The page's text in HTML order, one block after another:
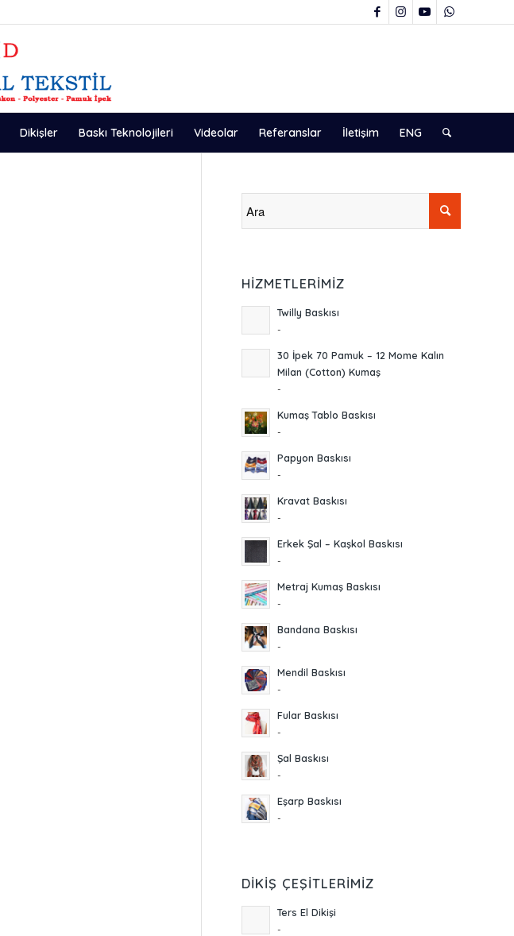
Dikişler Baskı Teknolojileri Videolar Referanslar İletişim ENG
HIZMETLERIMIZ
Twilly Baskısı
-
30 İpek 70 Pamuk – 12 Mome Kalın
Milan (Cotton) Kumaş
-
Kumaş Tablo Baskısı
-
Papyon Baskısı
-
Kravat Baskısı
-
Erkek Şal – Kaşkol Baskısı
-
Metraj Kumaş Baskısı
-
Bandana Baskısı
-
Mendil Baskısı
-
Fular Baskısı
-
Şal Baskısı
-
Eşarp Baskısı
-
DIKIŞ ÇEŞITLERIMIZ
Ters El Dikişi
-